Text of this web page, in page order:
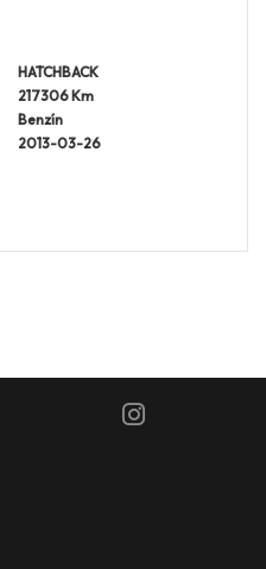
HATCHBACK
217306 Km
Benzín
2013-03-26